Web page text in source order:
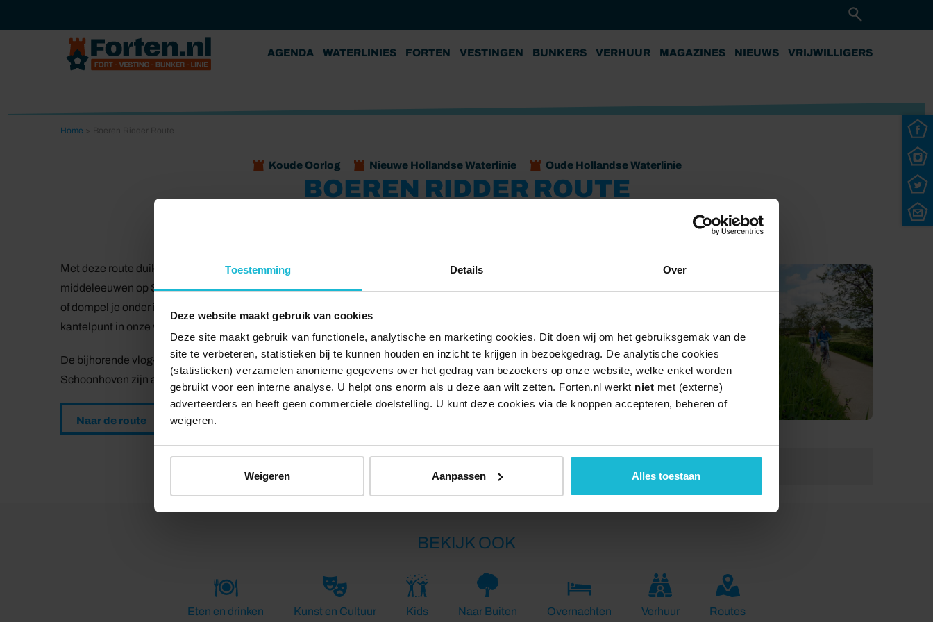
Toestemming Details Over
Deze website maakt gebruik van cookies
Deze site maakt gebruik van functionele, analytische en marketing cookies. Dit doen wij om het gebruiksgemak van de
site te verbeteren, statistieken bij te kunnen houden en inzicht te krijgen in bezoekgedrag. De analytische cookies
(statistieken) verzamelen anonieme gegevens over het gedrag van bezoekers op onze website, welke enkel worden
gebruikt voor een interne analyse. U helpt ons enorm als u deze aan wilt zetten. Forten.nl werkt niet met (externe)
adverteerders en heeft geen commerciële doelstelling. U kunt deze cookies via de knoppen accepteren, beheren of
weigeren.
Weigeren Aanpassen Alles toestaan
AGENDA WATERLINIES FORTEN VESTINGEN BUNKERS VERHUUR MAGAZINES NIEUWS VRIJWILLIGERS
Home
Koude Oorlog Nieuwe Hollandse Waterlinie Oude Hollandse Waterlinie
BOEREN RIDDER ROUTE
Met deze route duik je in een spannende periode van onze geschiedenis. Je kunt terugreizen naar de
middeleeuwen op Slot Loevestein nabij Gorinchem. Op het slot staat het ridderlijke leven nog steeds centraal
of dompel je onder in de Waterliniegeschiedenis in Museum Nieuwpoort met het Rampjaar 1672 als
kantelpunt in onze vaderlandse geschiedenis.
De bijhorende vlog- en audioverhalen gids Tjalling van Vestingstad Nieuwpoort en schipper Erik van veerpont
Schoonhoven zijn als Vorspunten (aangegeven met een V) verbonden aan de route.
Naar de route
BEKIJK OOK
Eten en drinken Kunst en Cultuur Kids Naar Buiten Overnachten Verhuur Routes